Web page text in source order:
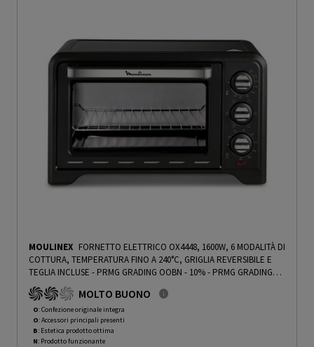
MOULINEX FORNETTO ELETTRICO OX4448, 1600W, 6 MODALITÀ DI
COTTURA, TEMPERATURA FINO A 240°C, GRIGLIA REVERSIBILE E
TEGLIA INCLUSE - PRMG GRADING OOBN - 10%- PRMG GRADING
OOBN - 10%
MOLTO BUONO
O: Confezione originale integra
O: Accessori principali presenti
B: Estetica prodotto ottima
N: Prodotto funzionante